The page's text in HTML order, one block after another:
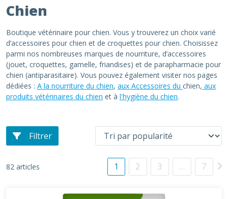
Chien
Boutique vétérinaire pour chien. Vous y trouverez un choix varié
d’accessoires pour chien et de croquettes pour chien. Choisissez
parmi nos nombreuses marques de nourriture, d’accessoires
(jouet, croquettes, gamelle, friandises) et de parapharmacie pour
chien (antiparasitaire). Vous pouvez également visiter nos pages
dédiées : A la nourriture du chien, aux Accessoires du chien, aux
produits vétérinaires du chien et à l'hygiène du chien.
Filtrer
82 articles 1 2 3 … 7